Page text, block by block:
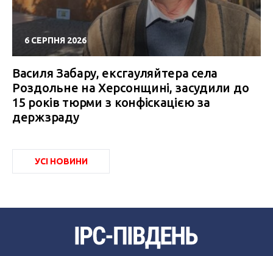
6 СЕРПНЯ 2026
Василя Забару, ексгауляйтера села
Роздольне на Херсонщині, засудили до
15 років тюрми з конфіскацією за
держзраду
УСІ НОВИНИ